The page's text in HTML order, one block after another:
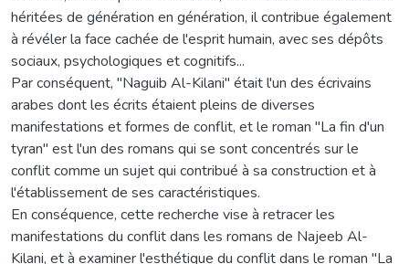
héritées de génération en génération, il contribue également
à révéler la face cachée de l'esprit humain, avec ses dépôts
sociaux, psychologiques et cognitifs...
Par conséquent, "Naguib Al-Kilani" était l'un des écrivains
arabes dont les écrits étaient pleins de diverses
manifestations et formes de conflit, et le roman "La fin d'un
tyran" est l'un des romans qui se sont concentrés sur le
conflit comme un sujet qui contribué à sa construction et à
l'établissement de ses caractéristiques.
En conséquence, cette recherche vise à retracer les
manifestations du conflit dans les romans de Najeeb Al-
Kilani, et à examiner l'esthétique du conflit dans le roman "La